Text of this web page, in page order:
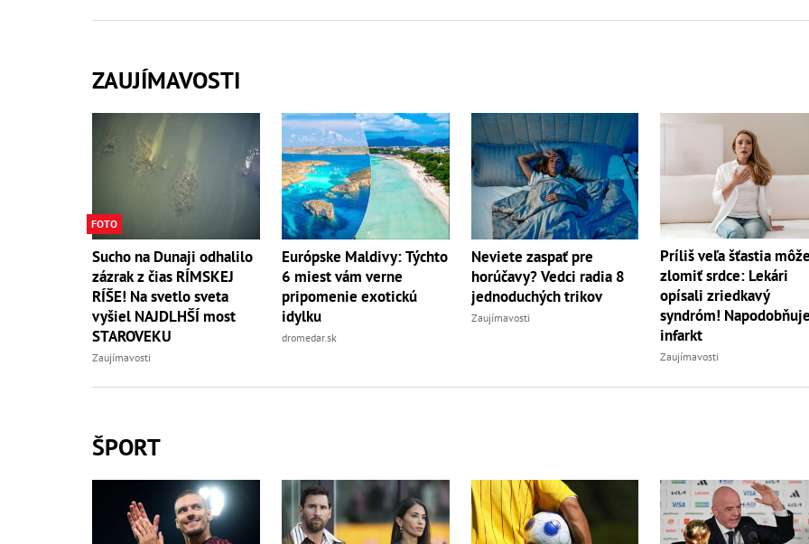
ZAUJÍMAVOSTI
FOTO
Sucho na Dunaji odhalilo
zázrak z čias RÍMSKEJ
RÍŠE! Na svetlo sveta
vyšiel NAJDLHŠÍ most
STAROVEKU
Zaujímavosti
Európske Maldivy: Týchto
6 miest vám verne
pripomenie exotickú
idylku
dromedar.sk
Neviete zaspať pre
horúčavy? Vedci radia 8
jednoduchých trikov
Zaujímavosti
Príliš veľa šťastia
zlomiť srdce: Lekári
opísali zriedkavý
syndróm!
infarkt
Zaujímavosti
ŠPORT